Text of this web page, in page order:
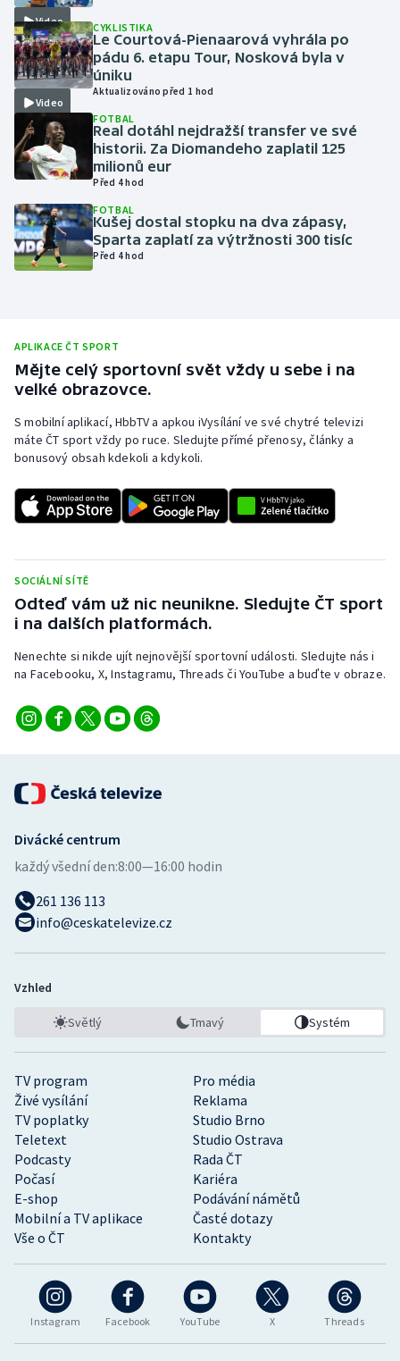
Lezení
Lyže a snowboard
Moderní pětiboj
Motorsport
Olympijské hry
Parasport
Plavání
Rychlostní kanoistika
Short track
Stolní tenis
Triatlon
Veslování
Vodní slalom
Ostatní
Video
Video
CYKLISTIKA
Le Courtová-Pienaarová vyhrála po
pádu 6. etapu Tour, Nosková byla v
úniku
Aktualizováno před 1 hod
FOTBAL
Real dotáhl nejdražší transfer ve své
historii. Za Diomandeho zaplatil 125
milionů eur
Před 4 hod
FOTBAL
Kušej dostal stopku na dva zápasy,
Sparta zaplatí za výtržnosti 300 tisíc
Před 4 hod
APLIKACE ČT SPORT
Mějte celý sportovní svět vždy u sebe i na
velké obrazovce.
S mobilní aplikací, HbbTV a apkou iVysílání ve své chytré televizi
máte ČT sport vždy po ruce. Sledujte přímé přenosy, články a
bonusový obsah kdekoli a kdykoli.
SOCIÁLNÍ SÍTĚ
Odteď vám už nic neunikne. Sledujte ČT sport
i na dalších platformách.
Nenechte si nikde ujít nejnovější sportovní události. Sledujte nás i
na Facebooku, X, Instagramu, Threads či YouTube a buďte v obraze.
Instagram Facebook YouTube X Threads
TV program
Pro média
Živé vysílání
Reklama
TV poplatky
Studio Brno
Teletext
Studio Ostrava
Podcasty
Rada ČT
Počasí
Kariéra
E-shop
Podávání námětů
Mobilní a TV aplikace
Časté dotazy
Vše o ČT
Kontakty
Divácké centrum
každý všední den:8:00—16:00 hodin
261 136 113
info@ceskatelevize.cz
Vzhled
Světlý Tmavý Systém